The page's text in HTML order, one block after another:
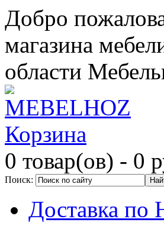
Добро
магазина
области
Корзина
0 товар(ов) - 0
Поиск:
Доставка по